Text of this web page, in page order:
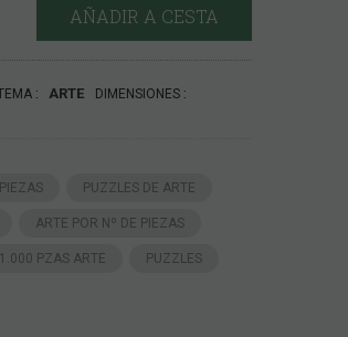
AÑADIR A CESTA
ARTE DIMENSIONES
PUZZLES DE ARTE
ARTE POR Nº DE PIEZAS
1.000 PZAS ARTE PUZZLES